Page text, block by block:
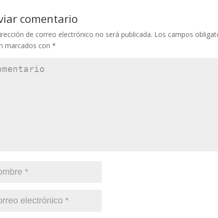
comentario
de correo electrónico no será publicada. Los campos
marcados con *